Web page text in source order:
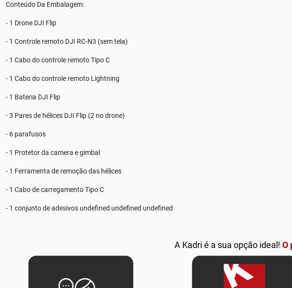
Conteúdo Da Embalagem:
- 1 Drone DJI Flip
- 1 Controle remoto DJI RC-N3 (sem tela)
- 1 Cabo do controle remoto Tipo C
- 1 Cabo do controle remoto Lightning
- 1 Bateria DJI Flip
- 3 Pares de hélices DJI Flip (2 no drone)
- 6 parafusos
- 1 Protetor da camera e gimbal
- 1 Ferramenta de remoção das hélices
- 1 Cabo de carregamento Tipo C
- 1 conjunto de adesivos undefined undefined undefined
A Kadri é a sua opção ideal! O